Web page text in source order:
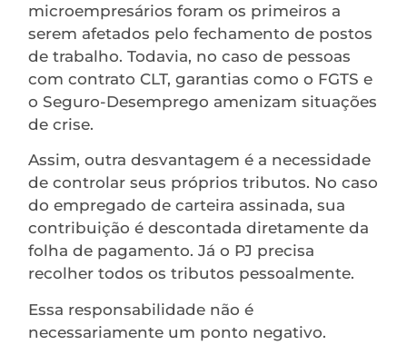
microempresários foram os primeiros a
serem afetados pelo fechamento de postos
de trabalho. Todavia, no caso de pessoas
com contrato CLT, garantias como o FGTS e
o Seguro-Desemprego amenizam situações
de crise.
Assim, outra desvantagem é a necessidade
de controlar seus próprios tributos. No caso
do empregado de carteira assinada, sua
contribuição é descontada diretamente da
folha de pagamento. Já o PJ precisa
recolher todos os tributos pessoalmente.
Essa responsabilidade não é
necessariamente um ponto negativo.